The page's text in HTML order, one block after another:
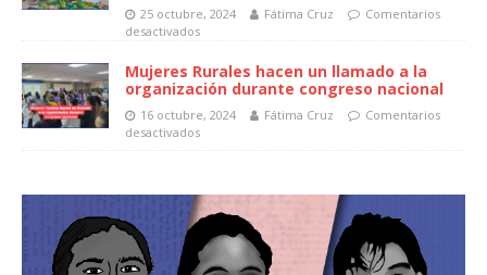
25 octubre, 2024 Fátima Cruz
Comentarios
desactivados
Mujeres Rurales hacen un llamado a la
organización durante congreso nacional
16 octubre, 2024 Fátima Cruz
Comentarios
desactivados